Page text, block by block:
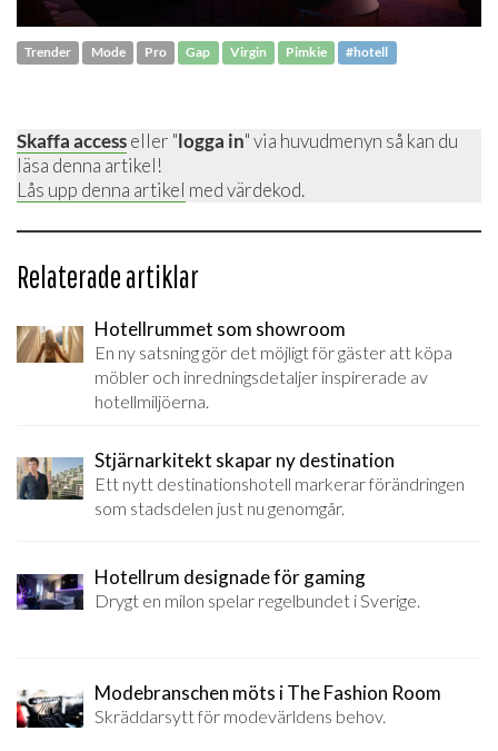
Trender Mode Pro Gap Virgin Pimkie #hotell
Skaffa accesseller "logga in" via huvudmenyn så kan du
läsa denna artikel!
Lås upp denna artikel med värdekod.
Relaterade artiklar
Hotellrummet som showroom
En ny satsning gör det möjligt för gäster att köpa
möbler och inredningsdetaljer inspirerade av
hotellmiljöerna.
Stjärnarkitekt skapar ny destination
Ett nytt destinationshotell markerar förändringen
som stadsdelen just nu genomgår.
Hotellrum designade för gaming
Drygt en milon spelar regelbundet i Sverige.
Modebranschen möts i The Fashion Room
Skräddarsytt för modevärldens behov.